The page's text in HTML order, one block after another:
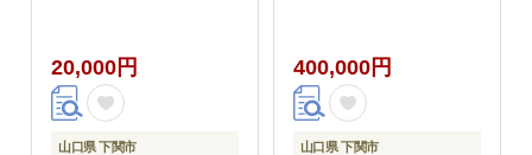
20,000円
山口県 下関市
400,000円
山口県 下関市